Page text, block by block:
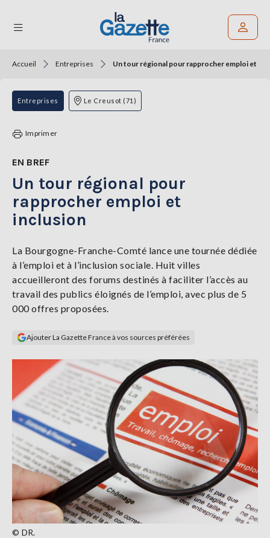
THÉMATIQUES
RÉGIONS
TENDANCES
SERVICES
LA
Se
connecter
Accueil Entreprises Un tour régional pour rapprocher emploi et
Entreprises Le Creusot (71)
Imprimer
EN BREF
Un tour régional pour
rapprocher emploi et
inclusion
La Bourgogne-Franche-Comté lance une tournée dédiée
à l’emploi et à l’inclusion sociale. Huit villes
accueilleront des forums destinés à faciliter l’accès au
travail des publics éloignés de l’emploi, avec plus de 5
000 offres proposées.
Ajouter La Gazette France à vos sources préférées
© DR.